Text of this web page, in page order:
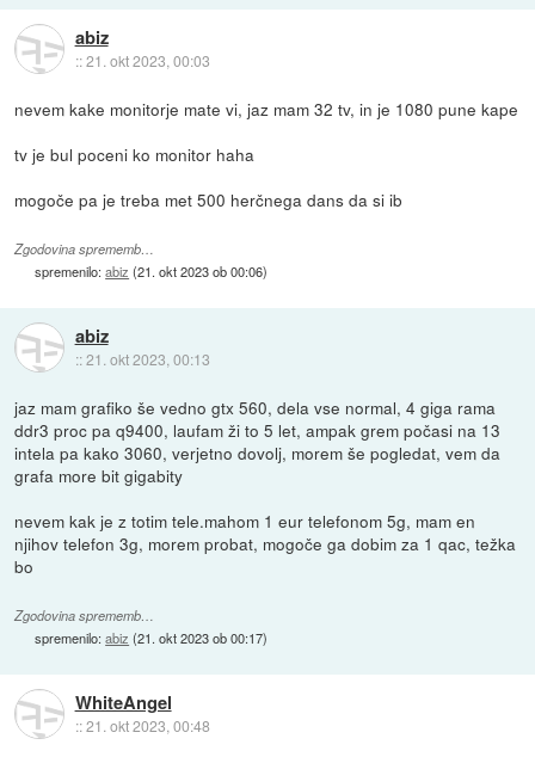
abiz
::21. okt 2023, 00:03
nevem kake monitorje mate vi, jaz mam 32 tv, in je 1080 pune kape
tv je bul poceni ko monitor haha
mogoče pa je treba met 500 herčnega dans da si ib
Zgodovina sprememb…
spremenilo:abiz (21. okt 2023 ob 00:06)
abiz
::21. okt 2023, 00:13
jaz mam grafiko še vedno gtx 560, dela vse normal, 4 giga rama
ddr3 proc pa q9400, laufam ži to 5 let, ampak grem počasi na 13
intela pa kako 3060, verjetno dovolj, morem še pogledat, vem da
grafa more bit gigabity
nevem kak je z totim tele.mahom 1 eur telefonom 5g, mam en
njihov telefon 3g, morem probat, mogoče ga dobim za 1 qac, težka
bo
Zgodovina sprememb…
spremenilo:abiz (21. okt 2023 ob 00:17)
WhiteAngel
::21. okt 2023, 00:48